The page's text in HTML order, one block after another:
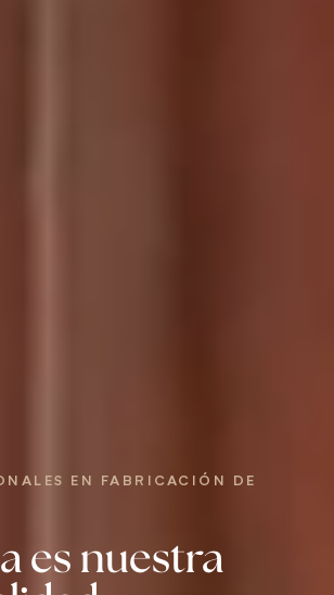
EN FABRICACIÓN DE
es nuestra